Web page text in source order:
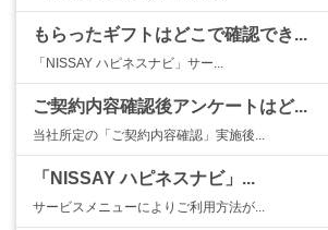
もらったギフトはどこで確認でき...
「NISSAY ハピネスナビ」サー...
ご契約内容確認後アンケートはど...
当社所定の「ご契約内容確認」実施後...
「NISSAY ハピネスナビ」...
サービスメニューによりご利用方法が...